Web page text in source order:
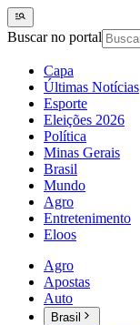
Buscar no portal
Capa
Últimas Notícias
Esporte
Eleições 2026
Política
Minas Gerais
Brasil
Mundo
Agro
Entretenimento
Eloos
Agro
Apostas
Auto
Brasil